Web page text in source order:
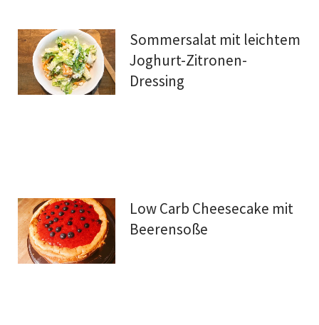
Sommersalat mit leichtem
Joghurt-Zitronen-
Dressing
Low Carb Cheesecake mit
Beerensoße